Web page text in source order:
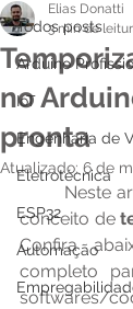
Todos posts
Arduino
IoT
Engenharia de
Eletrotécnica
ESP32
Automação
no
pronta
Elias Donatti
3 min de
Atualizado: 6 de
conceito de
Confira
completo
softwares/